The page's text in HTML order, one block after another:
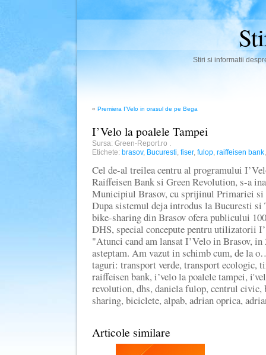
Stiri si informatii
« Premiera I’Velo in orasul de pe Bega
I’Velo la poalele Tampei
Sursa: Green-Report.ro
Etichete: brasov, Bucuresti fiser, fulop raiffeisen bank
Cel de-al treilea centru al programului
Raiffeisen Bank si Green Revolution, s-a
Municipiul Brasov, cu sprijinul Primariei
Dupa sistemul deja introdus la Bucuresti si
bike-sharing din Brasov ofera publicului
DHS, special concepute pentru utilizatorii
"Atunci cand am lansat I’Velo in Brasov, in
asteptam. Am vazut in schimb cum, de la
taguri: transport verde, transport ecologic,
raiffeisen bank, i’velo la poalele tampei,
revolution, dhs, daniela fulop, centrul civic,
sharing, biciclete, alpab, adrian oprica,
Articole similare